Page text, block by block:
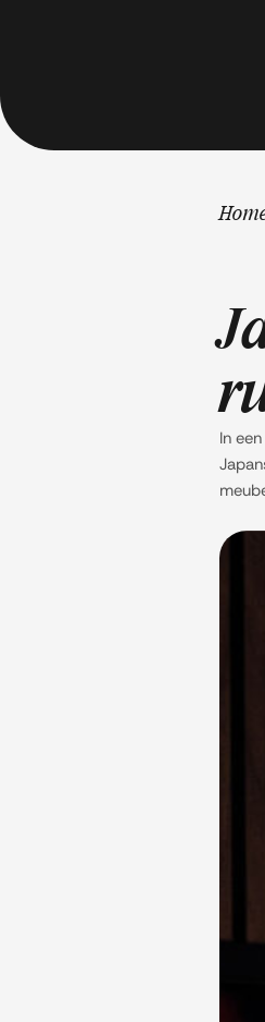
In